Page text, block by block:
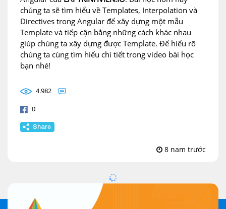
chúng ta sẽ tìm hiểu về Templates, Interpolation và
Directives trong Angular để xây dựng một mẫu
Template và tiếp cận bằng những cách khác nhau
giúp chúng ta xây dựng được Template. Để hiểu rõ
chúng ta cùng tìm hiểu chi tiết trong video bài học
bạn nhé!
4.982
0
8 nam trước